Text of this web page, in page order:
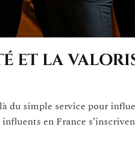
et la
du simple service pour
en France